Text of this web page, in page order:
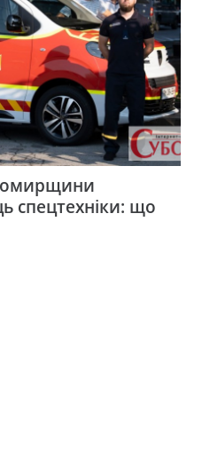
спецтехніки: що